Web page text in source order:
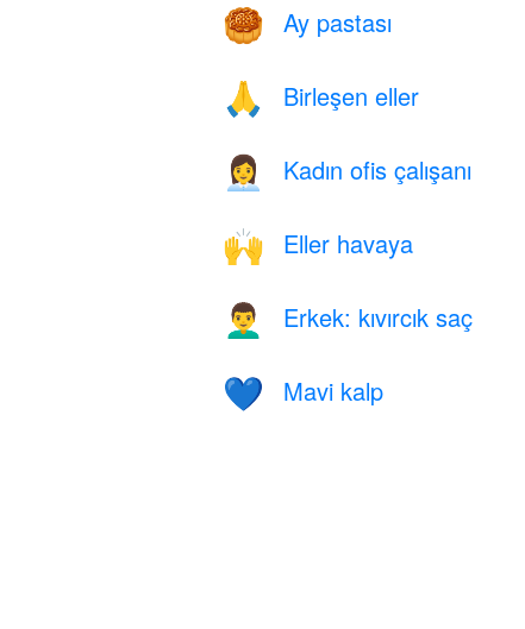
🥮 Ay pastası
🙏 Birleşen eller
👩‍💼 Kadın ofis çalışanı
🙌 Eller havaya
👨‍🦱 Erkek: kıvırcık saç
💙 Mavi kalp